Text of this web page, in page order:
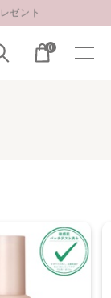
ゼント
0